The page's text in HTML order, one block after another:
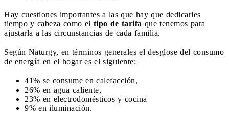
Hay cuestiones importantes a las que hay que dedicarles
tiempo y cabeza como el tipo de tarifa que tenemos para
ajustarla a las circunstancias de cada familia.
Según Naturgy, en términos generales el desglose del consumo
de energía en el hogar es el siguiente:
41% se consume en calefacción,
26% en agua caliente,
23% en electrodomésticos y cocina
9% en iluminación.